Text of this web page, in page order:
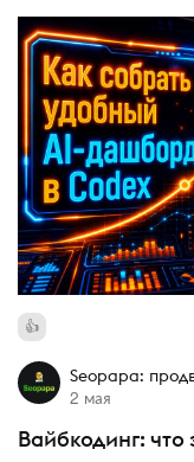
Seopapa:
2 мая
Вайбкодинг: что